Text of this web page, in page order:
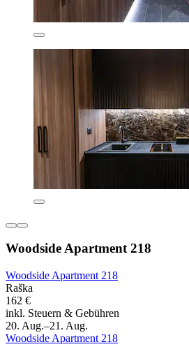
Woodside Apartment 218
Woodside Apartment 218
Raška
162 €
inkl. Steuern & Gebühren
20. Aug.–21. Aug.
Woodside Apartment 218